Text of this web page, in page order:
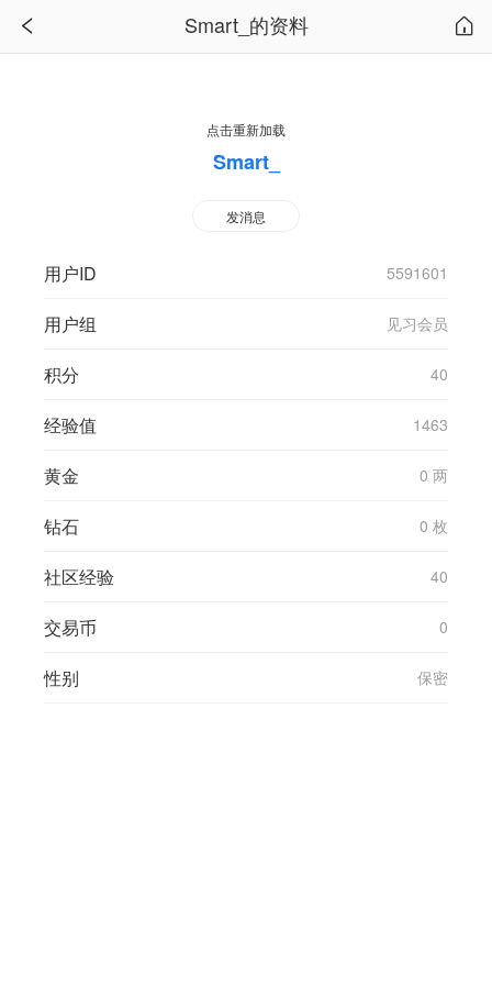
Smart_的资料
点击重新加载
Smart_
发消息
用户ID 5591601
用户组 见习会员
积分 40
经验值 1463
黄金 0 两
钻石 0 枚
社区经验 40
交易币 0
性别 保密